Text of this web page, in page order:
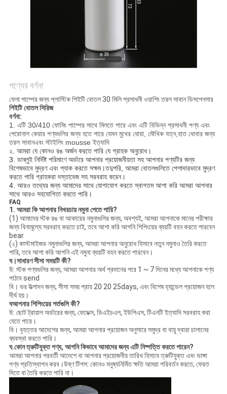
পণ্যের বর্ণনা
ফেনা পাম্পের জন্য প্লাস্টিক পিইটি বোতল 30 মিলি প্রসাধনী ওয়াশিং তরল সাবান ডিসপেনসার
পিইটি বোতল সিরিজ
বর্ণনা:
1. এটি 30/410 ফোমিং পাম্পের সাথে মিলতে পারে এবং এটি বিভিন্ন প্রসাধনী পণ্য এবং
পেরোনাল কেয়ার পণ্যগুলির জন্য হতে পারেযেমনমুখের ধোয়া, মৌখিক যত্ন,হাত ধোবার জন্য
তরল সাবানএবং স্টাইলিং mousse ইত্যাদি
২. আমরা যে কোনও রঙ অর্জন করতে পারি যে গ্রাহক অনুরোধ।
3. ডাব্লুই নির্দিষ্ট পরিমাণে অর্ডারে আপনার প্রয়োজনীয়তা সহ আপনার পণ্যটির জন্য
বিশেষভাবে মুদ্রণ এবং প্যাক করতে সক্ষম।তদুপরি, আমরা বোতলগুলিতে পেশাদারভাবে মুদ্রণ
করতে পারি গ্রাহকরা দস্তাবেজ সহ সরবরাহ করেন।
4. আরও তথ্যের জন্য আমাদের সাথে যোগাযোগ করতে স্বাগতমআশা করি আমরা আপনার
সাথে আরও সহযোগিতা করতে পারি।
FAQ
1. আমরা কি আপনার নিখরচায় নমুনা পেতে পারি?
(1) আমাদের স্টক রঙ বা আকারের নমুনাগুলির জন্য, অবশ্যই, আমরা আপনাকে মানের পরীক্ষার
জন্য বিনামূল্যে সরবরাহ করতে চাই, তবে আশা করি আপনি শিপিংয়ের ব্যয়টি বহন করতে পারবেন
bear
(২) কাস্টমাইজড নমুনাগুলির জন্য, আমরা আপনার অনুরোধ হিসাবে নতুন নমুনাও তৈরি করতে
পারি, তবে আশা করি আপনি এই নমুনা ব্যয়টি বহন করতে পারবেন।
ঘ।সাধারণ সীসা সময়টি কী?
উ: স্টক পণ্যগুলির জন্য, আমরা আপনার অর্থ প্রদানের পরে 1 ~ 7 দিনের মধ্যে আপনাকে পণ্য
পাঠাব send
বি। ভর উত্পাদন জন্য, সীসা সময় প্রায় 20 20 25days, এবং বিশেষ হ্যান্ডেল প্রয়োজন হলে
দীর্ঘ হয়।
ঘআপনার শিপিংয়ের শর্তগুলি কী?
উ: ছোট ট্রায়াল অর্ডারের জন্য, ফেডেক্স, ডিএইচএল, ইউপিএস, টিএনটি ইত্যাদি সরবরাহ করা
যেতে পারে।
বি। বৃহত্তর আদেশের জন্য, আমরা আপনার প্রয়োজন অনুসারে সমুদ্র বা বায়ু দ্বারা চালানের
ব্যবস্থা করতে পারি।
ঘ.কোন ত্রুটিযুক্ত পণ্য, আপনি কিভাবে আমাদের জন্য এটি নিষ্পত্তি করতে পারেন?
আমরা আপনার পরবর্তী আদেশে বা আপনার প্রয়োজনীয় তারিখ হিসাবে ত্রুটিযুক্ত এবং ভাঙ্গা
পণ্য প্রতিস্থাপন করব।উষ্ণ টিপস: কোনও মনুষ্যনির্মিত ক্ষতি আমরা পরিবর্তন করতে, ফেরত
দিতে বা তৈরি করতে পারি না।